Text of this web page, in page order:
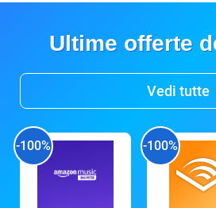
Ultime offerte
Vedi tutte
-100% -100%